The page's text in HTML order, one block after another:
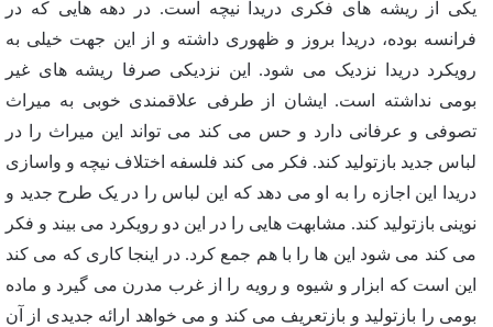
یکی از ریشه های فکری دریدا نیچه است. در دهه هایی که در
فرانسه بوده، دریدا بروز و ظهوری داشته و از این جهت خیلی به
رویکرد دریدا نزدیک می شود. این نزدیکی صرفا ریشه های غیر
بومی نداشته است. ایشان از طرفی علاقمندی خوبی به میراث
تصوفی و عرفانی دارد و حس می کند می تواند این میراث را در
لباس جدید بازتولید کند. فکر می کند فلسفه اختلاف نیچه و واسازی
دریدا این اجازه را به او می دهد که این لباس را در یک طرح جدید و
نوینی بازتولید کند. مشابهت هایی را در این دو رویکرد می بیند و فکر
می کند می شود این ها را با هم جمع کرد. در اینجا کاری که می کند
این است که ابزار و شیوه و رویه را از غرب مدرن می گیرد و ماده
بومی را بازتولید و بازتعریف می کند و می خواهد ارائه جدیدی از آن